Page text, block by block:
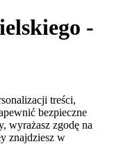
-
treści,
bezpieczne
wyrażasz zgodę na
znajdziesz w